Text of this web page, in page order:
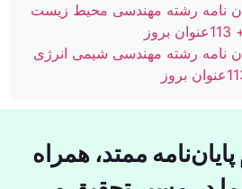
نامه رشته مهندسی محیط زیست
نامه رشته مهندسی شیمی انرژی
ممتد، همراه